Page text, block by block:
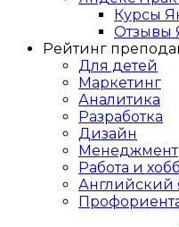
Курсы
Отзывы
Рейтинг
Для детей
Маркетинг
Аналитика
Разработка
Дизайн
Менеджмент
Работа и
Английский